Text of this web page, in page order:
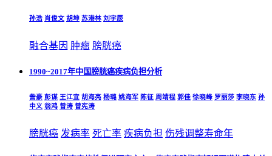
孙浩 肖俊文 胡坤 苏港林 刘宇辰
融合基因 肿瘤 膀胱癌
1990~2017年中国膀胱癌疾病负担分析
訾豪 彭谋 王江宜 胡海亮 杨璐 姚海军 陈征 周靖程 郭佳 徐晓峰 罗丽莎 李晓东 孙
中义 翁鸿 曾涛 曾宪涛
膀胱癌 发病率 死亡率 疾病负担 伤残调整寿命年